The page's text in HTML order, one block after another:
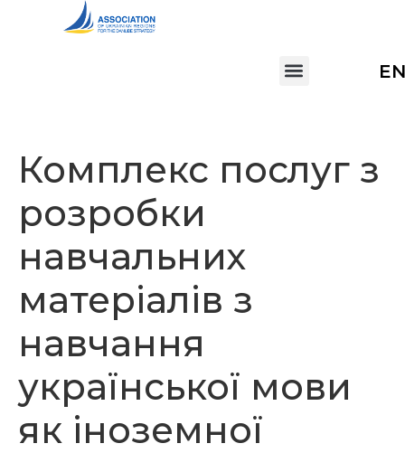
EN
Комплекс послуг з
розробки
навчальних
матеріалів з
навчання
української мови
як іноземної